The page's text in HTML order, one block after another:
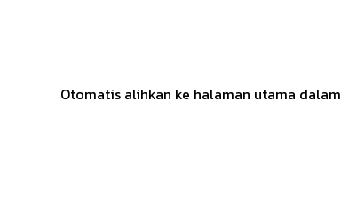
Otomatis alihkan ke halaman utama dalam